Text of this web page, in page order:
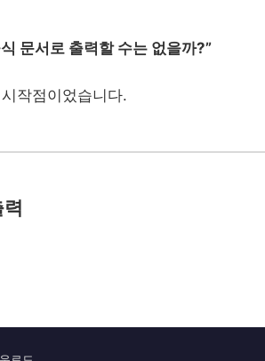
문서로 출력할 수는 없을까?”
작점이었습니다.